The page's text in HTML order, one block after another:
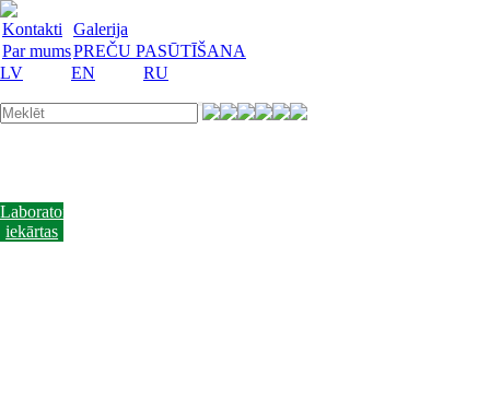
Kontakti
Galerija
Par mumsPREČU PASŪTĪŠANA
LV
EN RU
Laboratorijas
iekārtas